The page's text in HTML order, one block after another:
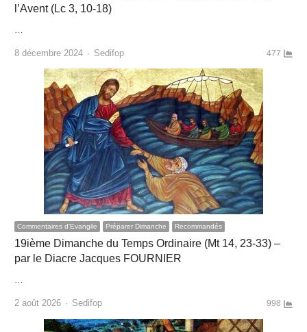
l’Avent (Lc 3, 10-18)
8 décembre 2024 Author
Sedifop 477
Commentaires d'Evangile Préparer Dimanche Recommandés
19ième Dimanche du Temps Ordinaire (Mt 14, 23-33) –
par le Diacre Jacques FOURNIER
…
2 août 2026 Author
Sedifop 998